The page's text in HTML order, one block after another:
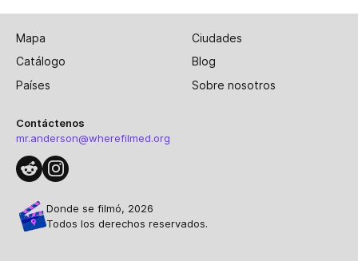
Mapa
Ciudades
Catálogo
Blog
Países
Sobre nosotros
Contáctenos
mr.anderson@wherefilmed.org
Donde se filmó, 2026
Todos los derechos reservados.